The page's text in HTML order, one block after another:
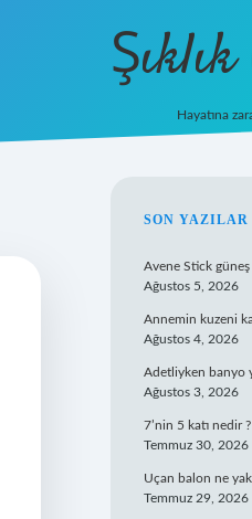
Hayatına
SON YAZILAR
Avene Stick güneş
Ağustos 5, 2026
Annemin kuzeni
Ağustos 4, 2026
Adetliyken banyo
Ağustos 3, 2026
7’nin 5 katı nedir ?
Temmuz 30, 2026
Uçan balon ne
Temmuz 29, 2026